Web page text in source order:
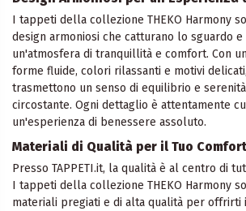
I tappeti della collezione THEKO Harmony
design armoniosi che catturano lo sguardo e
un'atmosfera di tranquillità e comfort. Con
forme fluide, colori rilassanti e motivi
trasmettono un senso di equilibrio e
circostante. Ogni dettaglio è attentamente
un'esperienza di benessere assoluto.
Materiali di Qualità per il Tuo Comfort
Presso TAPPETI.it, la qualità è al centro di
I tappeti della collezione THEKO Harmony
materiali pregiati e di alta qualità per offrirti